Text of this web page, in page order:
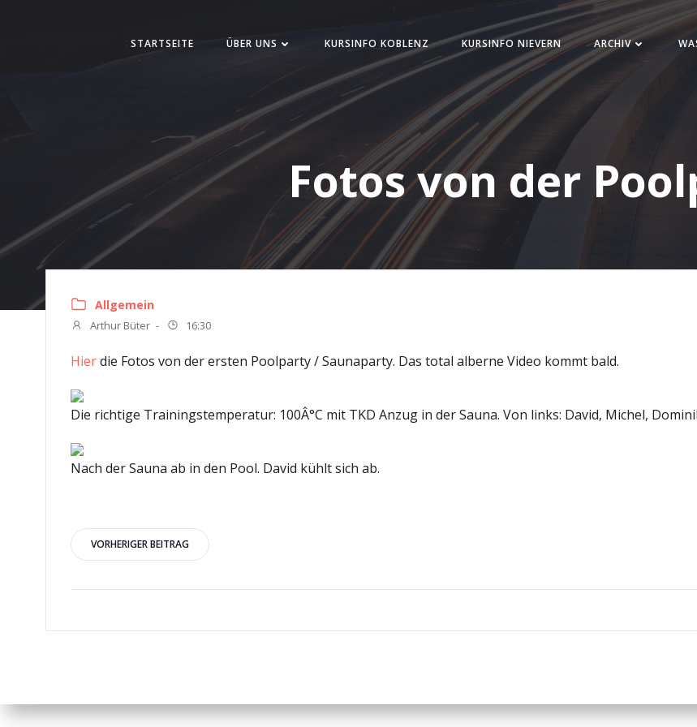
STARTSEITE ÜBER UNS KURSINFO KOBLENZ KURSINFO NIEVERN ARCHIV
Fotos von der
Allgemein
Arthur Büter - 16:30
Hierdie Fotos von der ersten Poolparty / Saunaparty. Das total alberne Video kommt bald.
Die richtige Trainingstemperatur: 100Â°C mit TKD Anzug in der Sauna. Von links: David, Michel,
Nach der Sauna ab in den Pool. David kühlt sich ab.
Beitragsnavigation
VORHERIGER BEITRAG